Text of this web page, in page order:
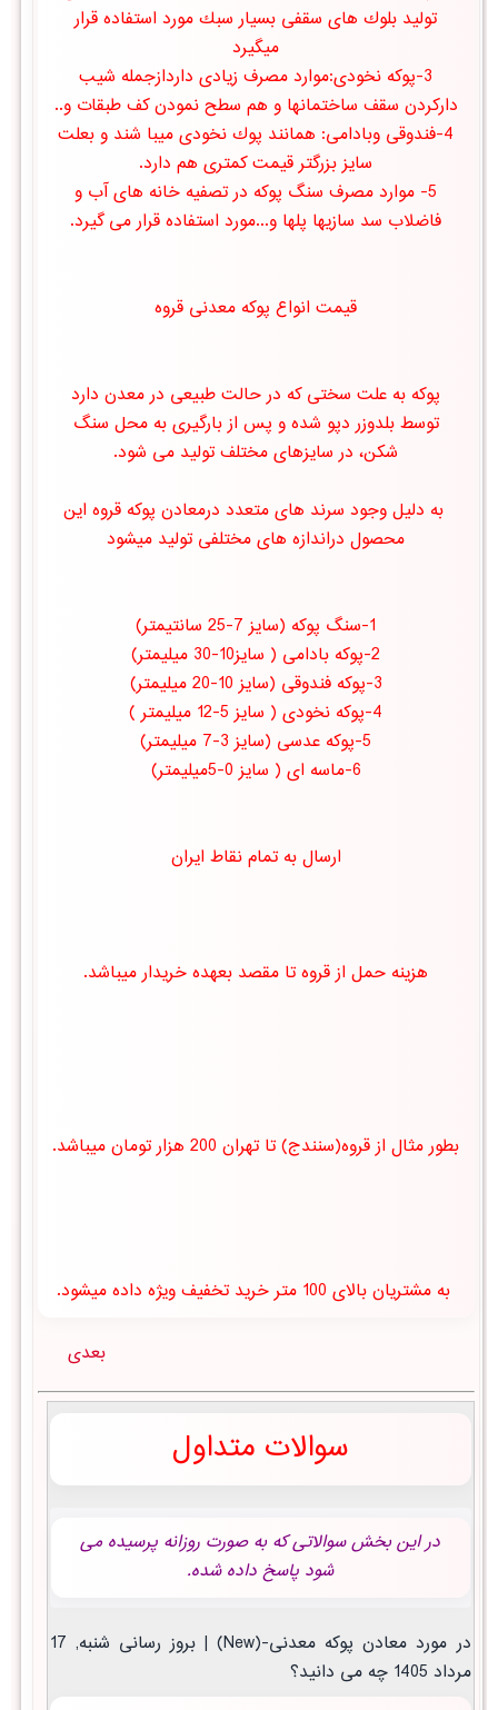
تولید بلوك های سقفی بسیار سبك مورد استفاده قرار
میگیرد
3-پوكه نخودی:موارد مصرف زیادی داردازجمله شیب
داركردن سقف ساختمانها و هم سطح نمودن كف طبقات و..
4-فندوقی وبادامی: همانند پوك نخودی میبا شند و بعلت
سایز بزرگتر قیمت کمتری هم دارد.
5- موارد مصرف سنگ پوکه در تصفیه خانه های آب و
فاضلاب سد سازیها پلها و...مورد استفاده قرار می گیرد.
قیمت انواع پوکه معدنی قروه
پوکه به علت سختی که در حالت طبیعی در معدن دارد
توسط بلدوزر دپو شده و پس از بارگیری به محل سنگ
شکن، در سایزهای مختلف تولید می شود.
به دلیل وجود سرند های متعدد درمعادن پوكه قروه این
محصول دراندازه های مختلفی تولید میشود
1-سنگ پوکه (سایز 7-25 سانتیمتر)
2-پوكه بادامی ( سایز10-30 میلیمتر)
3-پوكه فندوقی (سایز 10-20 میلیمتر)
4-پوكه نخودی ( سایز 5-12 میلیمتر )
5-پوكه عدسی (سایز 3-7 میلیمتر)
6-ماسه ای ( سایز 0-5میلیمتر)
ارسال به تمام نقاط ایران
هزینه حمل از قروه تا مقصد بعهده خریدار میباشد.
بطور مثال از قروه(سنندج) تا تهران 200 هزار تومان میباشد.
به مشتریان بالای 100 متر خرید تخفیف ویژه داده میشود.
بعدی
سوالات متداول
در این بخش سوالاتی که به صورت روزانه پرسیده می
شود پاسخ داده شده.
در مورد معادن پوکه معدنی-(New) | بروز رسانی شنبه, 17
مرداد 1405 چه می دانید؟